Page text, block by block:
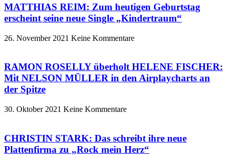
MATTHIAS REIM: Zum heutigen Geburtstag
erscheint seine neue Single „Kindertraum“
26. November 2021 Keine Kommentare
RAMON ROSELLY überholt HELENE FISCHER:
Mit NELSON MÜLLER in den Airplaycharts an
der Spitze
30. Oktober 2021 Keine Kommentare
CHRISTIN STARK: Das schreibt ihre neue
Plattenfirma zu „Rock mein Herz“